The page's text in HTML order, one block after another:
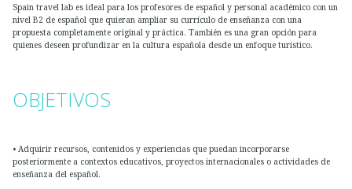
Spain travel lab es ideal para los profesores de español y personal académico con un
nivel B2 de español que quieran ampliar su currículo de enseñanza con una
propuesta completamente original y práctica. También es una gran opción para
quienes deseen profundizar en la cultura española desde un enfoque turístico.
OBJETIVOS
• Adquirir recursos, contenidos y experiencias que puedan incorporarse
posteriormente a contextos educativos, proyectos internacionales o actividades de
enseñanza del español.